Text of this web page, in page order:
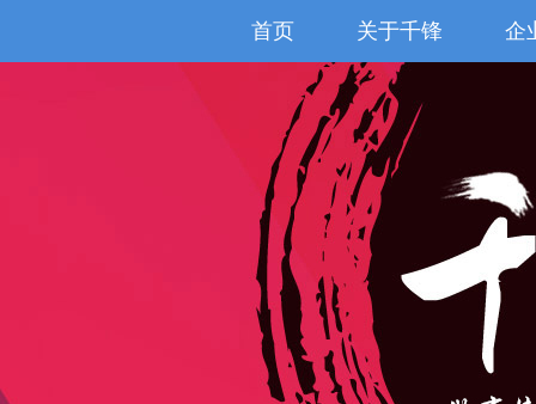
首页 关于千锋 企